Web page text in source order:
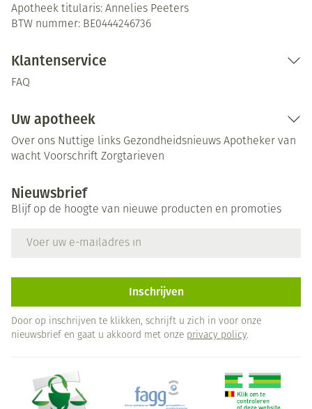
Apotheek titularis: Annelies Peeters
BTW nummer: BE0444246736
Klantenservice
FAQ
Uw apotheek
Over ons Nuttige links Gezondheidsnieuws Apotheker van
wacht Voorschrift Zorgtarieven
Nieuwsbrief
Blijf op de hoogte van nieuwe producten en promoties
Inschrijven
Door op inschrijven te klikken, schrijft u zich in voor onze
nieuwsbrief en gaat u akkoord met onze privacy policy.